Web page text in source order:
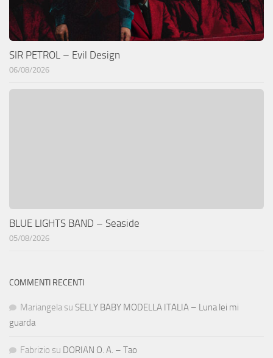
SIR PETROL – Evil Design
06/08/2026
BLUE LIGHTS BAND – Seaside
05/08/2026
COMMENTI RECENTI
Mariangela su SELLY BABY MODELLA ITALIA – Luna lei mi
guarda
Fabrizio su DORIAN O. A. – Tao